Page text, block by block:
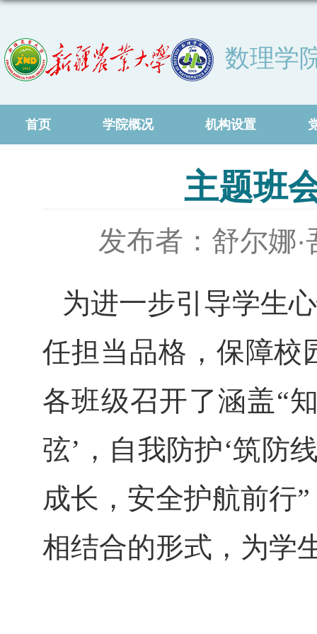
数理学
首页 学院概况 机构设置
主题班
发布者：舒尔娜·
为进一步引导学生
任担当品格，保障校
各班级召开了涵盖“
弦’，自我防护‘筑防
成长，安全护航前行
相结合的形式，为学